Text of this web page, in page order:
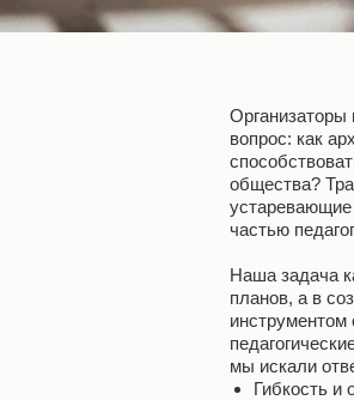
Организаторы
вопрос: как
общества?
частью
Наша задача
планов, а в
мы искали
Гибкость и